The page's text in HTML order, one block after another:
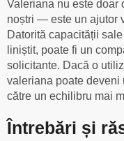
Valeriana nu este doar
noștri — este un ajutor
Datorită capacității
liniștit, poate fi un
solicitante. Dacă o
valeriana poate deveni
către un echilibru mai
Întrebări și